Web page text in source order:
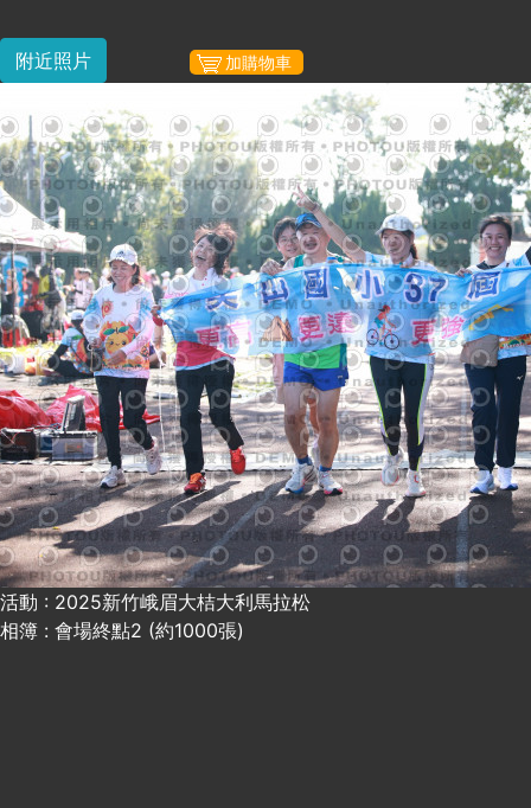
附近照片 加購物車
活動 : 2025新竹峨眉大桔大利馬拉松
相簿 : 會場終點2 (約1000張)